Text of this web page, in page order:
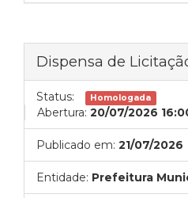
Dispensa de
Status: Homologada
Abertura: 20/07/2026
Publicado em: 21/07/2026
Entidade: Prefeitura